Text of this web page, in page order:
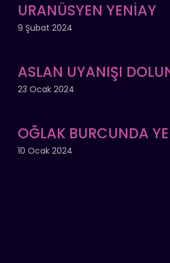
URANÜSYEN YENİAY
9 Şubat 2024
ASLAN UYANIŞI
23 Ocak 2024
OĞLAK BURCUNDA
10 Ocak 2024